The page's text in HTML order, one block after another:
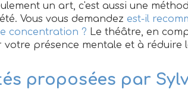
un art, c'est aussi une
Vous vous demandez est-il
concentration ? Le théâtre, en
présence mentale et à réduire
proposées par